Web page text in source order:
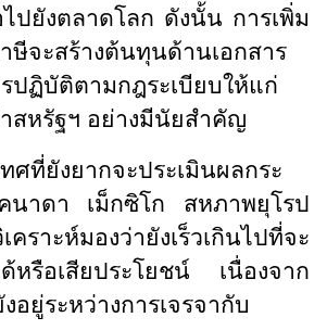
ปยังตลาดโลก ดังนั้น การเพิ่ม
ษีจะสร้างต้นทุนด้านเอกสาร
ปฏิบัติตามกฎระเบียบให้แก่
สหรัฐฯ อย่างมีนัยสำคัญ
ศที่ยังยากจะประเมินผลกระ
าดา เม็กซิโก สหภาพยุโรป
าะห์มองว่ายังเร็วเกินไปที่จะ
ด้หรือเสียประโยชน์ เนื่องจาก
อยู่ระหว่างการเจรจากับ